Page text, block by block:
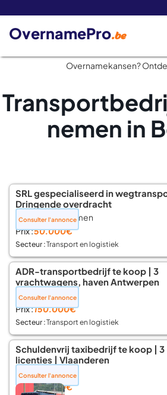
OvernamePro.be
Overnamekansen?
nemen in
Consulter l'annonce
SRL gespecialiseerd in
Dringende overdracht
📍 Charleroi/Namen
Prix :50.000€
Secteur :Transport en logistiek
Consulter l'annonce
ADR-transportbedrijf te koop | 3
vrachtwagens, haven Antwerpen
📍 Antwerpen
Prix :150.000€
Secteur :Transport en logistiek
Consulter l'annonce
Schuldenvrij taxibedrijf te koop | 3
licenties | Vlaanderen
📍 Roosdaal
Prix :30.000€